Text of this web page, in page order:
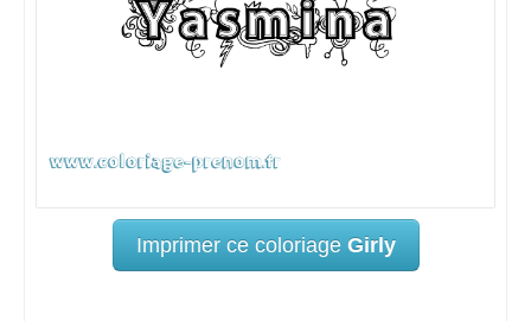
Imprimer ce coloriage Girly